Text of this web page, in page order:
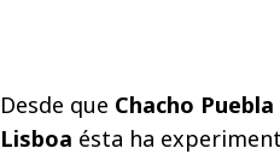
Desde que Chacho Puebla
Lisboa ésta ha